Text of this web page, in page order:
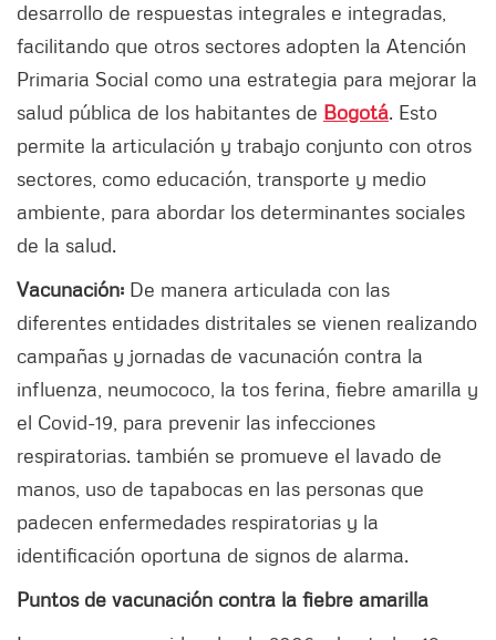
desarrollo de respuestas integrales e integradas,
facilitando que otros sectores adopten la Atención
Primaria Social como una estrategia para mejorar la
salud pública de los habitantes de Bogotá. Esto
permite la articulación y trabajo conjunto con otros
sectores, como educación, transporte y medio
ambiente, para abordar los determinantes sociales
de la salud.
Vacunación: De manera articulada con las
diferentes entidades distritales se vienen realizando
campañas y jornadas de vacunación contra la
influenza, neumococo, la tos ferina, fiebre amarilla y
el Covid-19, para prevenir las infecciones
respiratorias. también se promueve el lavado de
manos, uso de tapabocas en las personas que
padecen enfermedades respiratorias y la
identificación oportuna de signos de alarma.
Puntos de vacunación contra la fiebre amarilla